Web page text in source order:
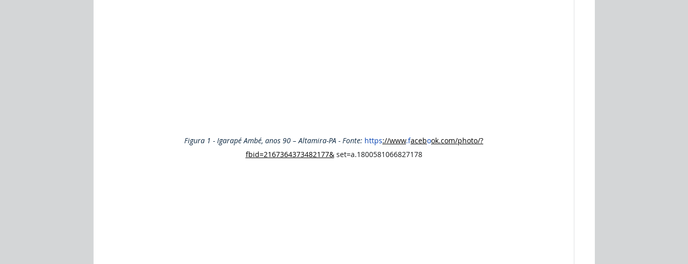
Figura 1 - Igarapé Ambé, anos 90 – Altamira-PA - Fonte: https://www.facebook.com/photo/?
fbid=2167364373482177& set=a.1800581066827178